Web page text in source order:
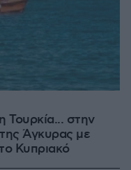
Τουρκία... στην
Άγκυρας με
Κυπριακό